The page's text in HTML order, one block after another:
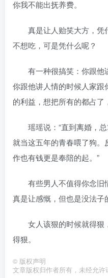
你我不能出抚养费。
真是让人贻笑大方，凭
不想吃，可是凭什么呢？
有一种很搞笑：你跟他
你跟他讲人情的时候人家跟
的利益，想把所有的都占了
瑶瑶说：“直到离婚，总
就当这五年的青春喂了狗
作也有钱更是奉陪的起。”
有些男人不值得你念旧
真是让感慨，但也是没法子
女人该狠的时候就得狠
得狠。
© 版权声明
文章版权归作者所有，未经允许